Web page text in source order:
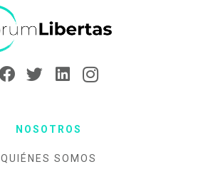
NOSOTROS
QUIÉNES SOMOS